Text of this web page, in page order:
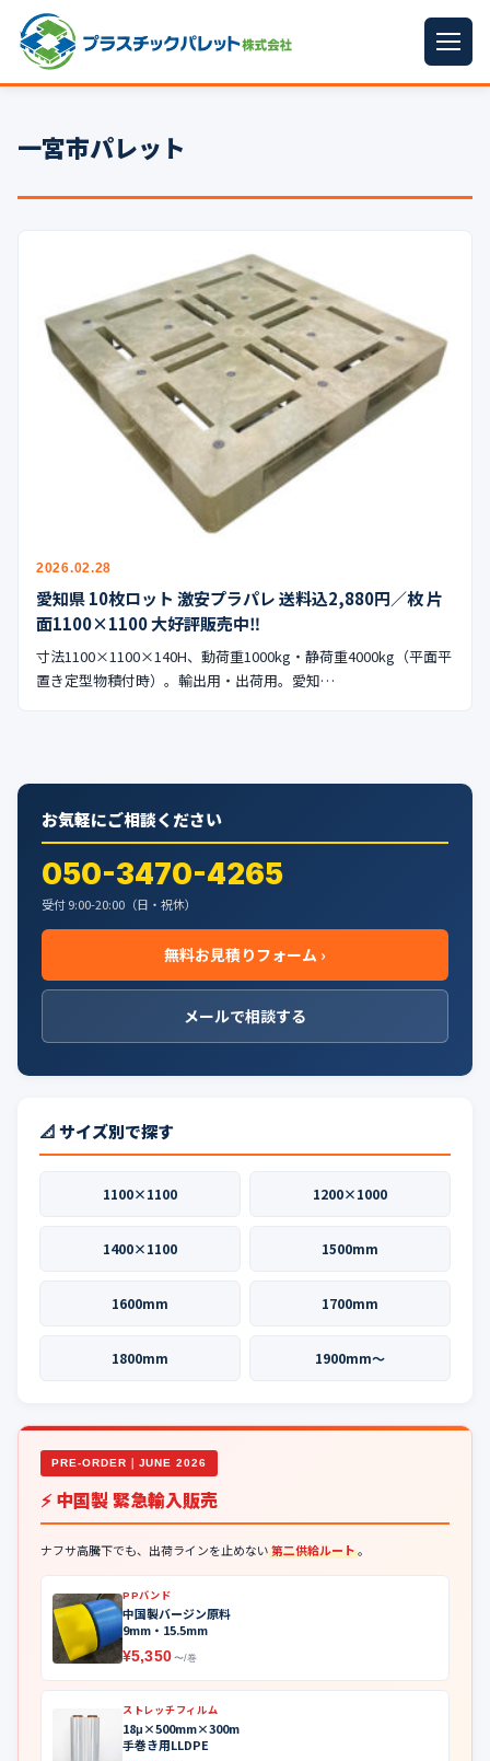
パレットサイズ
プラパレット ▼
中古パレット
再生原料
イラン情勢まとめ
🇺🇸🇰🇷🇹🇼
一宮市パレット
2026.02.28
愛知県 10枚ロット 激安プラパレ 送料込2,880円／枚 片
面1100×1100 大好評販売中‼︎
寸法1100×1100×140H、動荷重1000kg・静荷重4000kg（平面平
置き定型物積付時）。輸出用・出荷用。愛知…
お気軽にご相談ください
050-3470-4265
受付 9:00-20:00（日・祝休）
無料お見積りフォーム ›
メールで相談する
📐 サイズ別で探す
1100×1100 1200×1000
1400×1100 1500mm
1600mm 1700mm
1800mm 1900mm〜
PRE-ORDER｜JUNE 2026
⚡ 中国製 緊急輸入販売
ナフサ高騰下でも、出荷ラインを止めない第二供給ルート。
PPバンド
中国製バージン原料
9mm・15.5mm
¥5,350 〜/巻
ストレッチフィルム
18μ×500mm×300m
手巻き用LLDPE